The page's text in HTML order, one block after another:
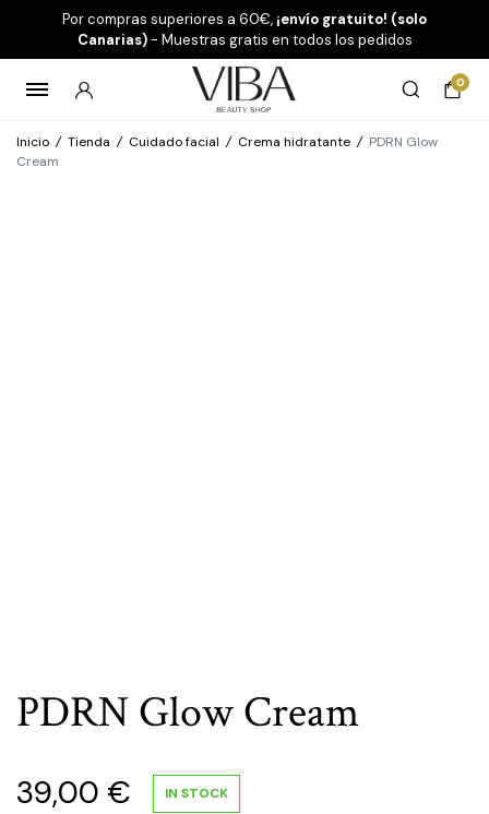
Por compras superiores a 60€, ¡envío gratuito! (solo
Canarias)- Muestras gratis en todos los pedidos
0
Inicio / Tienda / Cuidado facial / Crema hidratante / PDRN Glow
Cream
PDRN Glow Cream
39,00 € IN STOCK